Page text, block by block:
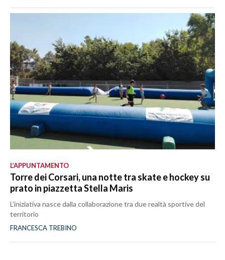
L’APPUNTAMENTO
Torre dei Corsari, una notte tra skate e hockey su
prato in piazzetta Stella Maris
L’iniziativa nasce dalla collaborazione tra due realtà sportive del
territorio
FRANCESCA TREBINO